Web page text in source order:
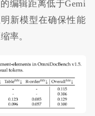
编辑距离低于Gemi
新模型在确保性能
率。